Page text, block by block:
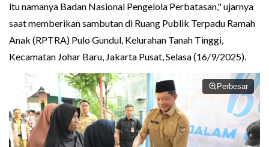
itu namanya Badan Nasional Pengelola Perbatasan," ujarnya
saat memberikan sambutan di Ruang Publik Terpadu Ramah
Anak (RPTRA) Pulo Gundul, Kelurahan Tanah Tinggi,
Kecamatan Johar Baru, Jakarta Pusat, Selasa (16/9/2025).
Perbesar